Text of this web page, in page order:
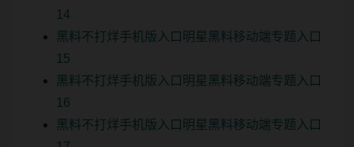
14
黑料不打烊手机版入口明星黑料移动端专题入口
15
黑料不打烊手机版入口明星黑料移动端专题入口
16
黑料不打烊手机版入口明星黑料移动端专题入口